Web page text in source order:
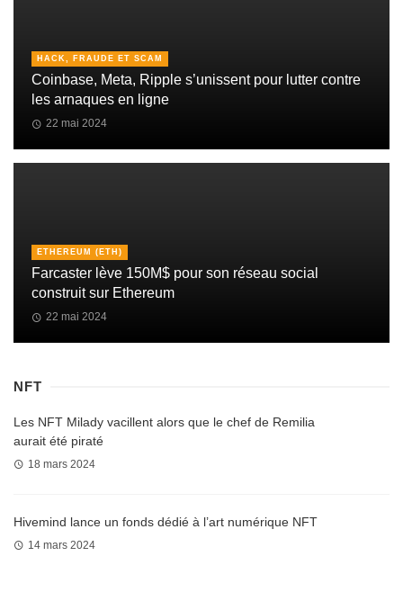
HACK, FRAUDE ET SCAM
Coinbase, Meta, Ripple s’unissent pour lutter contre
les arnaques en ligne
22 mai 2024
ETHEREUM (ETH)
Farcaster lève 150M$ pour son réseau social
construit sur Ethereum
22 mai 2024
NFT
Les NFT Milady vacillent alors que le chef de Remilia
aurait été piraté
18 mars 2024
Hivemind lance un fonds dédié à l’art numérique NFT
14 mars 2024